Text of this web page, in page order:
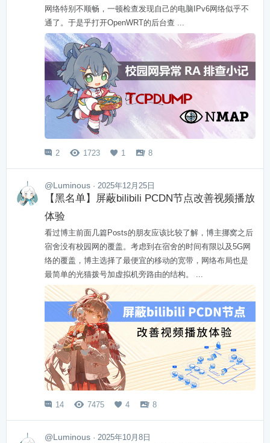
网络特别不顺畅，一顿检查发现自己的电脑IPv6网络似乎不
通了。于是乎打开OpenWRT的后台查 ...
 2  1723  1  8
@Luminous · 2025年12月25日
【黑名单】屏蔽bilibili PCDN节点改善视频播放
体验
看过博主前面几篇Posts的朋友应该比较了解，博主挪窝之后
宿舍没有校园网的覆盖。考虑到在宿舍的时间有限以及5G网
络的覆盖，博主选择了最便宜的移动的宽带，网络布局也是
最简单的光猫拨号加虚拟机旁路由的结构。 ...
 14  7475  4  8
@Luminous · 2025年10月8日